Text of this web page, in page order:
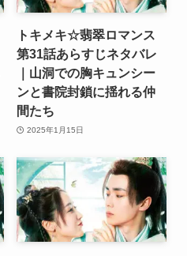
トキメキ☆翡翠ロマンス
第31話あらすじネタバレ
｜山洞での胸キュンシー
ンと書院封鎖に揺れる仲
間たち
2025年1月15日